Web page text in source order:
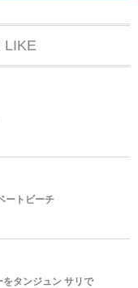
LIKE
ートビーチ
タンジュン サリで